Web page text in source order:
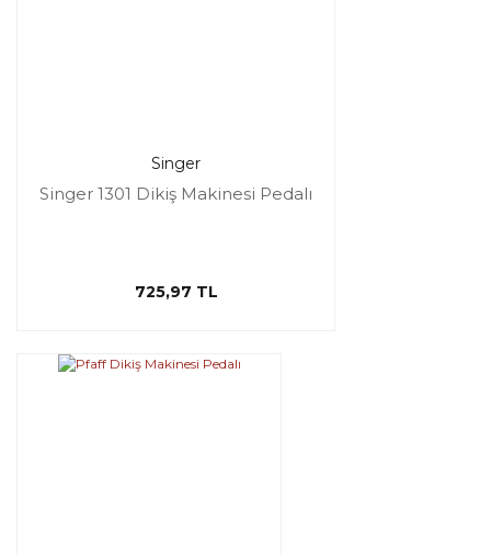
Singer
Singer 1301 Dikiş Makinesi Pedalı
725,97 TL